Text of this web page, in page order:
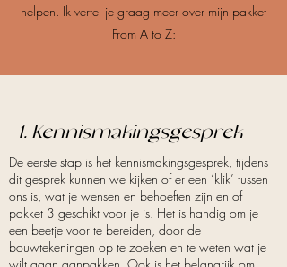
helpen. Ik vertel je graag meer over mijn pakket
From A to Z:
1. Kennismakingsgesprek
De eerste stap is het kennismakingsgesprek, tijdens
dit gesprek kunnen we kijken of er een ‘klik’ tussen
ons is, wat je wensen en behoeften zijn en of
pakket 3 geschikt voor je is. Het is handig om je
een beetje voor te bereiden, door de
bouwtekeningen op te zoeken en te weten wat je